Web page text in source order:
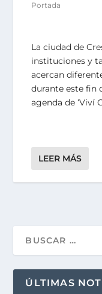
Portada
La ciudad de
instituciones y
acercan
durante este fin
agenda de ‘Viví
LEER MÁS
ÚLTIMAS